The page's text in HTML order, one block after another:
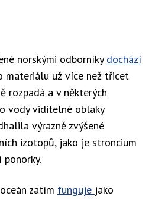
norskými odborníky dochází
materiálu už více než třicet
rozpadá a v některých
vody viditelné oblaky
výrazně zvýšené
izotopů, jako je stroncium
zatím funguje jako